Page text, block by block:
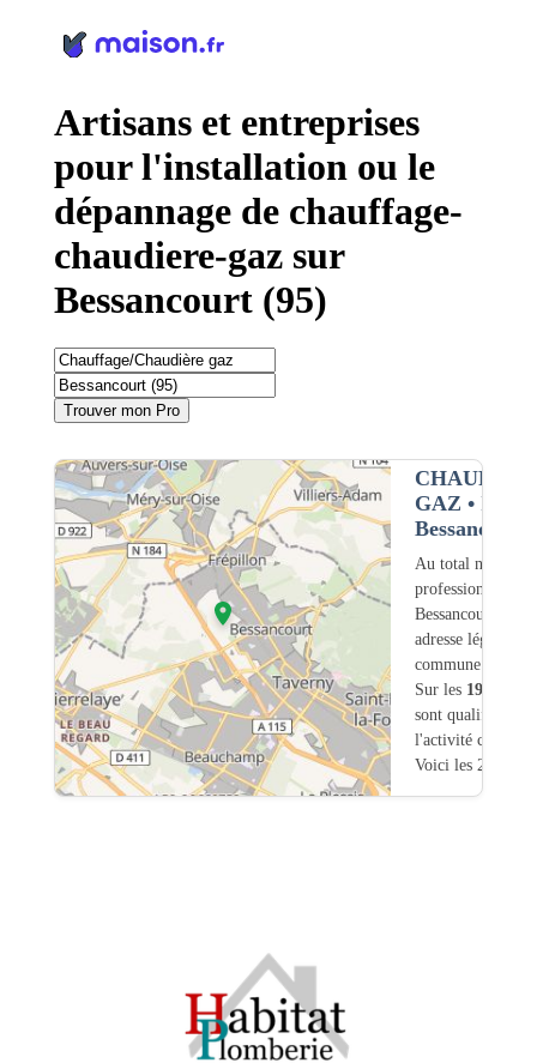
Artisans et entreprises
pour l'installation ou le
dépannage de chauffage-
chaudiere-gaz sur
Bessancourt (95)
Trouver mon Pro
GAZ •
Bessancourt
Au total nous
professionnels
Bessancourt (95)
adresse légale ou
commune.
Sur les 194
sont qualifiés
l'activité
Voici les 20